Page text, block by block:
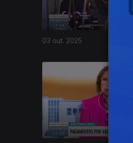
03 out. 2025